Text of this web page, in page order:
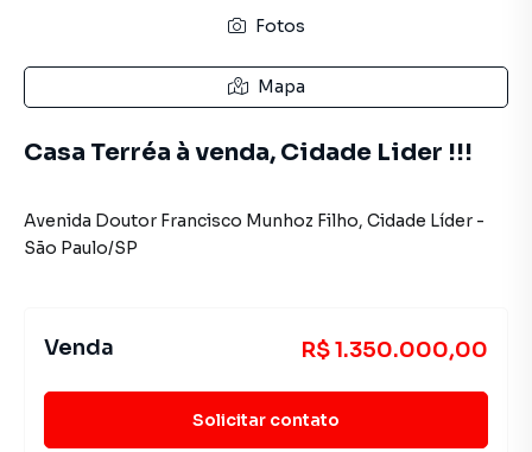
Fotos
Mapa
Casa Terréa à venda, Cidade Lider !!!
Avenida Doutor Francisco Munhoz Filho, Cidade Líder -
São Paulo/SP
Venda R$ 1.350.000,00
Solicitar contato